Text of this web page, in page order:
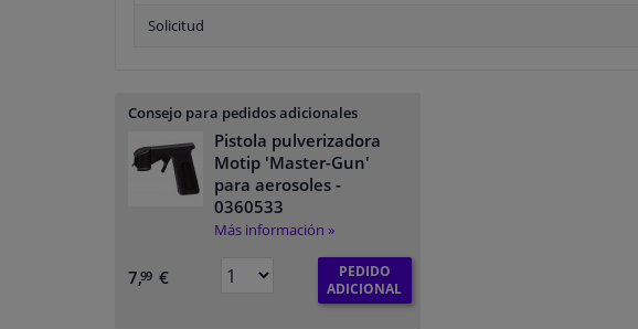
Solicitud
Consejo para pedidos adicionales
Pistola pulverizadora
Motip 'Master-Gun'
para aerosoles -
0360533
Más información »
7,99 €
PEDIDO
ADICIONAL